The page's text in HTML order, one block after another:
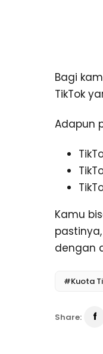
Bagi
TikTok
Adapun
Kamu
dengan
#Kuota
Share: